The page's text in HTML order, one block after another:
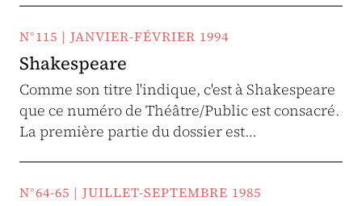
N°115 | JANVIER-FÉVRIER 1994
Shakespeare
Comme son titre l'indique, c'est à Shakespeare
que ce numéro de Théâtre/Public est consacré.
La première partie du dossier est…
N°64-65 | JUILLET-SEPTEMBRE 1985